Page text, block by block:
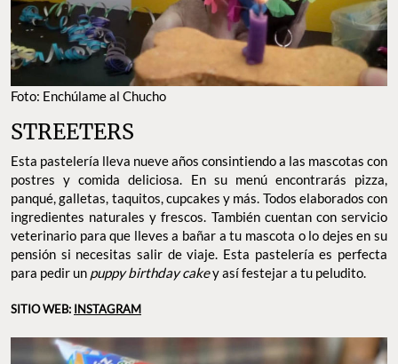
Foto: Enchúlame al Chucho
STREETERS
Esta pastelería lleva nueve años consintiendo a las mascotas con
postres y comida deliciosa. En su menú encontrarás pizza,
panqué, galletas, taquitos, cupcakes y más. Todos elaborados con
ingredientes naturales y frescos. También cuentan con servicio
veterinario para que lleves a bañar a tu mascota o lo dejes en su
pensión si necesitas salir de viaje. Esta pastelería es perfecta
para pedir un puppy birthday cakey así festejar a tu peludito.
SITIO WEB: INSTAGRAM